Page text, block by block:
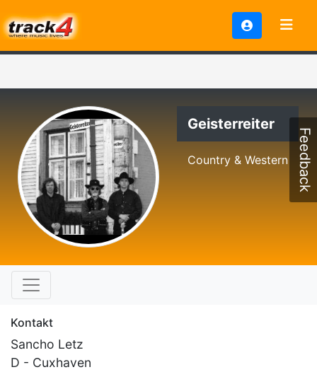
Geisterreiter
Country & Western
Kontakt
Sancho Letz
D - Cuxhaven
Feedback